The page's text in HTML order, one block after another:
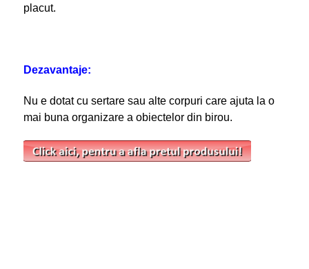
placut.
Dezavantaje:
Nu e dotat cu sertare sau alte corpuri care ajuta la o
mai buna organizare a obiectelor din birou.